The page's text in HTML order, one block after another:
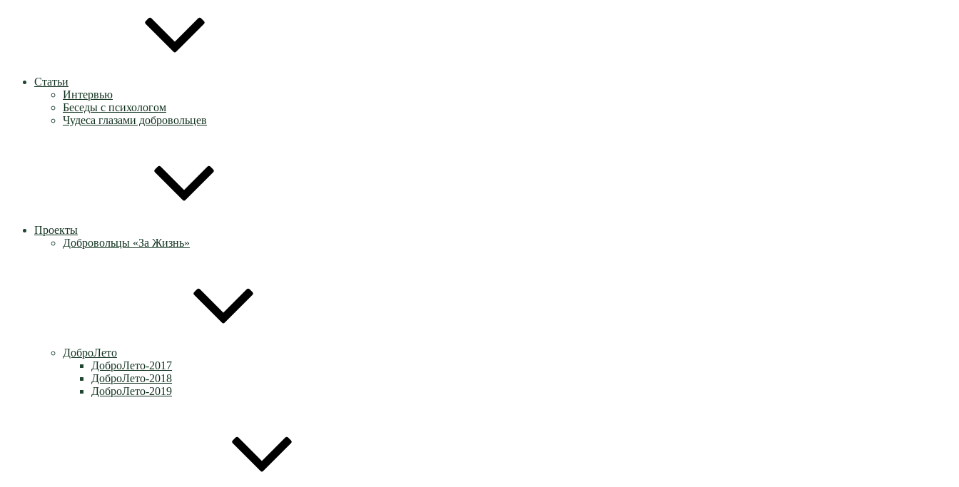
Статьи
Интервью
Беседы с психологом
Чудеса глазами добровольцев
Проекты
Добровольцы «За Жизнь»
ДоброЛето
ДоброЛето-2017
ДоброЛето-2018
ДоброЛето-2019